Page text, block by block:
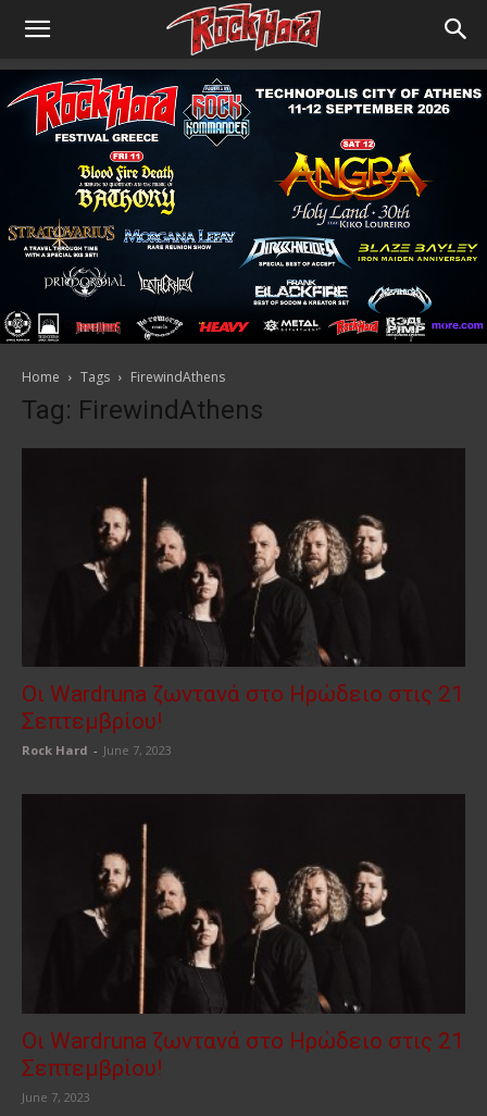
Home Tags FirewindAthens
Tag: FirewindAthens
Οι Wardruna ζωντανά στο Ηρώδειο στις 21
Σεπτεμβρίου!
Rock Hard - June 7, 2023
Οι Wardruna ζωντανά στο Ηρώδειο στις 21
Σεπτεμβρίου!
June 7, 2023